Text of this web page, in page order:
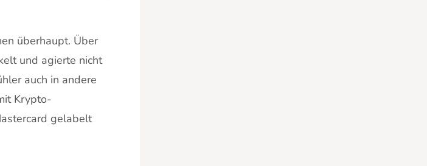
überhaupt. Über
und agierte nicht
auch in andere
Krypto-
gelabelt